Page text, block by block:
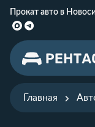
Прокат авто в
Главная